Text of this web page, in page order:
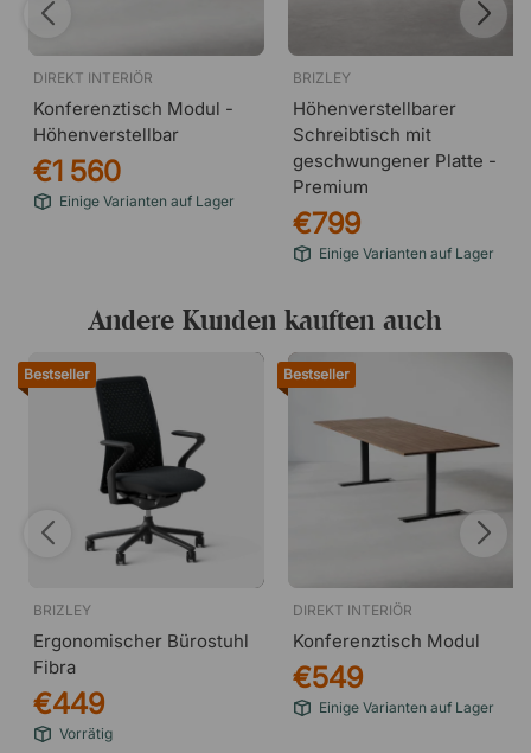
DIREKT INTERIÖR
Konferenztisch Modul -
Höhenverstellbar
€1 560
Einige Varianten auf Lager
BRIZLEY
Höhenverstellbarer
Schreibtisch mit
geschwungener Platte -
Premium
€799
Einige Varianten auf Lager
Andere Kunden kauften auch
Bestseller
BRIZLEY
Ergonomischer Bürostuhl
Fibra
€449
Vorrätig
Bestseller
DIREKT INTERIÖR
Konferenztisch Modul
€549
Einige Varianten auf Lager